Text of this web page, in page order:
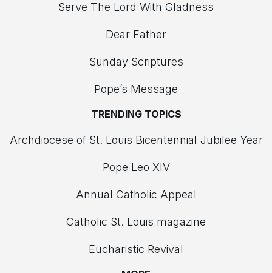
Serve The Lord With Gladness
Dear Father
Sunday Scriptures
Pope’s Message
TRENDING TOPICS
Archdiocese of St. Louis Bicentennial Jubilee Year
Pope Leo XIV
Annual Catholic Appeal
Catholic St. Louis magazine
Eucharistic Revival